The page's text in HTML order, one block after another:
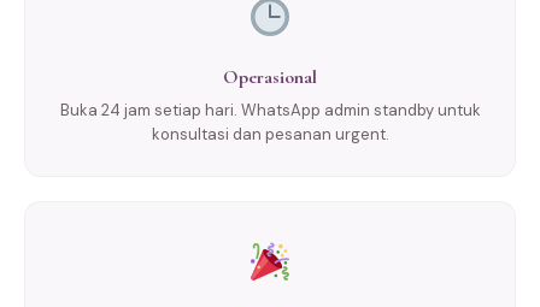
Operasional
Buka 24 jam setiap hari. WhatsApp admin standby untuk
konsultasi dan pesanan urgent.